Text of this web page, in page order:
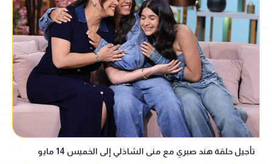
تأجيل حلقة هند صبري مع منى الشاذلي إلى الخميس 14 مايو